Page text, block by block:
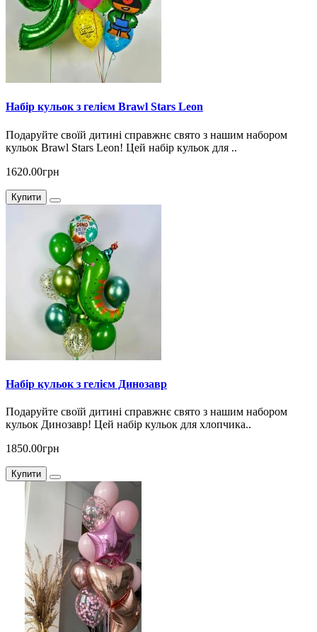
Набір кульок з гелієм Brawl Stars Leon
Подаруйте своїй дитині справжнє свято з нашим набором
кульок Brawl Stars Leon! Цей набір кульок для ..
1620.00грн
Купити
Набір кульок з гелієм Динозавр
Подаруйте своїй дитині справжнє свято з нашим набором
кульок Динозавр! Цей набір кульок для хлопчика..
1850.00грн
Купити